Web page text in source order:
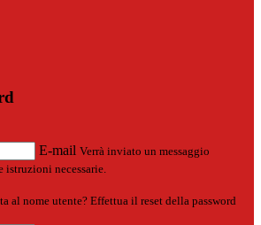
E-mail Verrà inviato un messaggio
necessarie.
al nome utente? Effettua il reset della password